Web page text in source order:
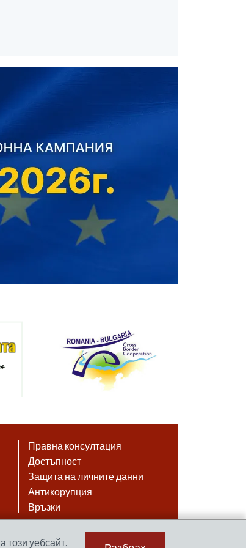
Правна консултация
Достъпност
Защита на личните данни
Антикорупция
Връзки
този уебсайт.